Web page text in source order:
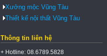
Xưởng mộc Vũng Tàu
Thiết kế nội thất Vũng Tàu
Thông tin liên hệ
+ Hotline: 08.6789.5828